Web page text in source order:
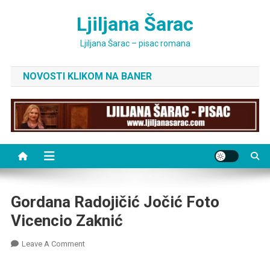
Ljiljana Šarac
Ljiljana Šarac – pisac romana
NOVOSTI KLIKOM NA BANER
Gordana Radojičić Jočić Foto
Vicencio Zaknić
Leave A CommentOn